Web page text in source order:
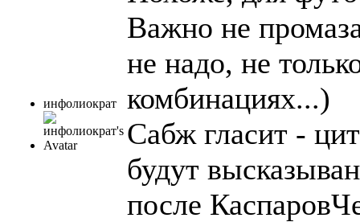
инфолиократ
Важно не
не надо, не
комбинациях...)
Сабж гласит -
будут
после